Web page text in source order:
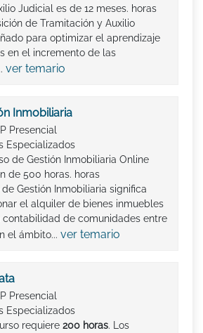
Judicial es de 12 meses. horas
de Tramitación y Auxilio
para optimizar el aprendizaje
en el incremento de las
ver temario
Inmobiliaria
Presencial
Especializados
de Gestión Inmobiliaria Online
de 500 horas. horas
Gestión Inmobiliaria significa
el alquiler de bienes inmuebles
de comunidades entre
el ámbito... ver temario
Presencial
Especializados
requiere 200 horas. Los